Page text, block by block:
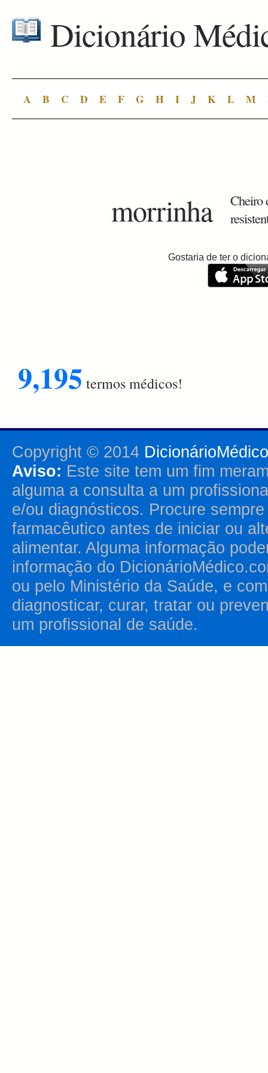
Dicionário
A B C D E F G H I J K L M
morrinha
Cheiro
Gostaria de ter o
9,195 termos médicos!
Copyright © 2014
Aviso: Este site tem um fim
alguma a consulta a um
e/ou diagnósticos. Procure
farmacêutico antes de iniciar ou
alimentar. Alguma informação
informação do
ou pelo Ministério da Saúde, e
diagnosticar, curar, tratar ou
um profissional de saúde.